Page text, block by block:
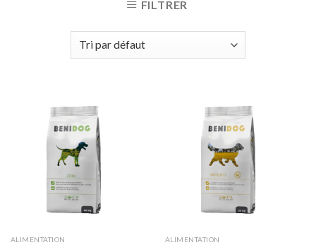
FILTRER
ALIMENTATION ALIMENTATION